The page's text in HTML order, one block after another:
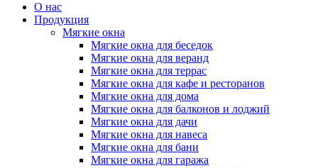
О нас
Продукция
Мягкие окна
Мягкие окна для беседок
Мягкие окна для веранд
Мягкие окна для террас
Мягкие окна для кафе и ресторанов
Мягкие окна для дома
Мягкие окна для балконов и лоджий
Мягкие окна для дачи
Мягкие окна для навеса
Мягкие окна для бани
Мягкие окна для гаража